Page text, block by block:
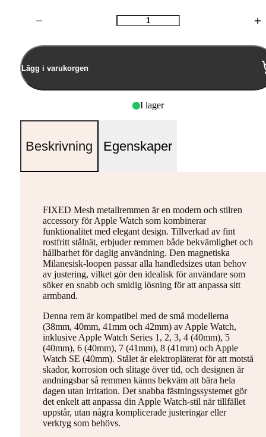
Antal
Lägg i varukorgen
I lager
Beskrivning Egenskaper
FIXED Mesh metallremmen är en modern och stilren
accessory för Apple Watch som kombinerar
funktionalitet med elegant design. Tillverkad av fint
rostfritt stålnät, erbjuder remmen både bekvämlighet och
hållbarhet för daglig användning. Den magnetiska
Milanesisk-loopen passar alla handledsizes utan behov
av justering, vilket gör den idealisk för användare som
söker en snabb och smidig lösning för att anpassa sitt
armband.
Denna rem är kompatibel med de små modellerna
(38mm, 40mm, 41mm och 42mm) av Apple Watch,
inklusive Apple Watch Series 1, 2, 3, 4 (40mm), 5
(40mm), 6 (40mm), 7 (41mm), 8 (41mm) och Apple
Watch SE (40mm). Stålet är elektropläterat för att motstå
skador, korrosion och slitage över tid, och designen är
andningsbar så remmen känns bekväm att bära hela
dagen utan irritation. Det snabba fästningssystemet gör
det enkelt att anpassa din Apple Watch-stil när tillfället
uppstår, utan några komplicerade justeringar eller
verktyg som behövs.